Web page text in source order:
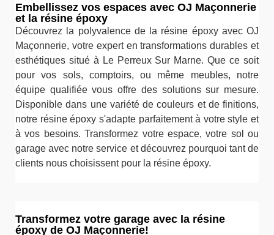
Embellissez vos espaces avec OJ Maçonnerie
et la résine époxy
Découvrez la polyvalence de la résine époxy avec OJ
Maçonnerie, votre expert en transformations durables et
esthétiques situé à Le Perreux Sur Marne. Que ce soit
pour vos sols, comptoirs, ou même meubles, notre
équipe qualifiée vous offre des solutions sur mesure.
Disponible dans une variété de couleurs et de finitions,
notre résine époxy s'adapte parfaitement à votre style et
à vos besoins. Transformez votre espace, votre sol ou
garage avec notre service et découvrez pourquoi tant de
clients nous choisissent pour la résine époxy.
Transformez votre garage avec la résine
époxy de OJ Maçonnerie!